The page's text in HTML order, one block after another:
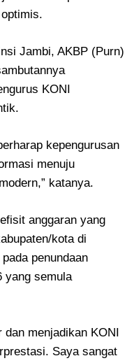
Jambi, AKBP (Purn)
KONI
kepengurusan
menuju
katanya.
anggaran yang
kota di
penundaan
yang semula
menjadikan KONI
Saya sangat